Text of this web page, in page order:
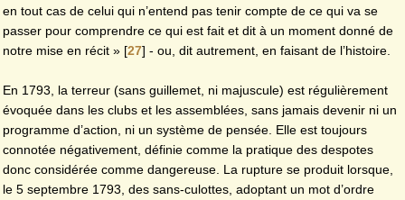
en tout cas de celui qui n’entend pas tenir compte de ce qui va se
passer pour comprendre ce qui est fait et dit à un moment donné de
notre mise en récit » [27] - ou, dit autrement, en faisant de l’histoire.
En 1793, la terreur (sans guillemet, ni majuscule) est régulièrement
évoquée dans les clubs et les assemblées, sans jamais devenir ni un
programme d’action, ni un système de pensée. Elle est toujours
connotée négativement, définie comme la pratique des despotes
donc considérée comme dangereuse. La rupture se produit lorsque,
le 5 septembre 1793, des sans-culottes, adoptant un mot d’ordre